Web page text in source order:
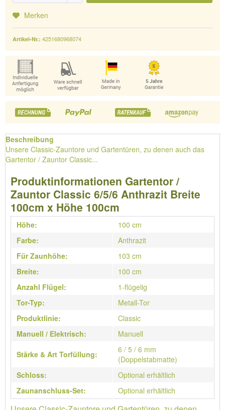
Merken
Artikel-Nr.: 4251680968074
Beschreibung
Unsere Classic-Zauntore und Gartentüren, zu denen auch das
Gartentor / Zauntor Classic...
Produktinformationen Gartentor /
Zauntor Classic 6/5/6 Anthrazit Breite
100cm x Höhe 100cm
Höhe:
100 cm
Farbe:
Anthrazit
Für Zaunhöhe:
103 cm
Breite:
100 cm
Anzahl Flügel:
1-flügelig
Tor-Typ:
Metall-Tor
Produktlinie:
Classic
Manuell / Elektrisch:
Manuell
Stärke & Art Torfüllung:
6 / 5 / 6 mm
(Doppelstabmatte)
Schloss:
Optional erhältlich
Zaunanschluss-Set:
Optional erhältlich